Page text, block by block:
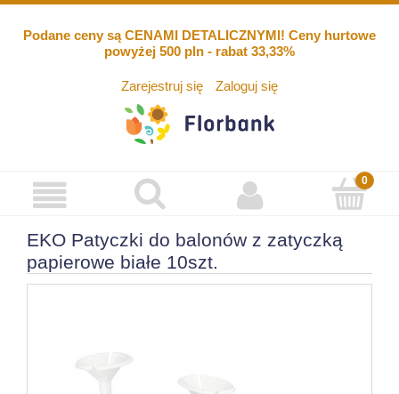
Podane ceny są CENAMI DETALICZNYMI! Ceny hurtowe
powyżej 500 pln - rabat 33,33%
Zarejestruj się Zaloguj się
EKO Patyczki do balonów z zatyczką
papierowe białe 10szt.